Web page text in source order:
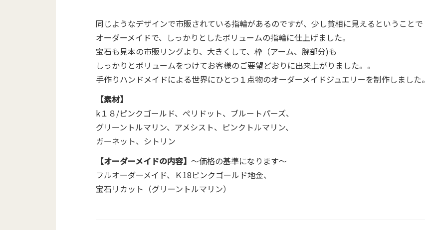
同じようなデザインで市販されている指輪があるのですが、少し貧相に見えるということで
オーダーメイドで、しっかりとしたボリュームの指輪に仕上げました。
宝石も見本の市販リングより、大きくして、枠（アーム、腕部分)も
しっかりとボリュームをつけてお客様のご要望どおりに出来上がりました。。
手作りハンドメイドによる世界にひとつ１点物のオーダーメイドジュエリーを制作しました。
【素材】
k１８/ピンクゴールド、ぺリドット、ブルートパーズ、
グリーントルマリン、アメシスト、ピンクトルマリン、
ガーネット、シトリン
【オーダーメイドの内容】 ～価格の基準になります～
フルオーダーメイド、Ｋ18ピンクゴールド地金、
宝石リカット（グリーントルマリン）